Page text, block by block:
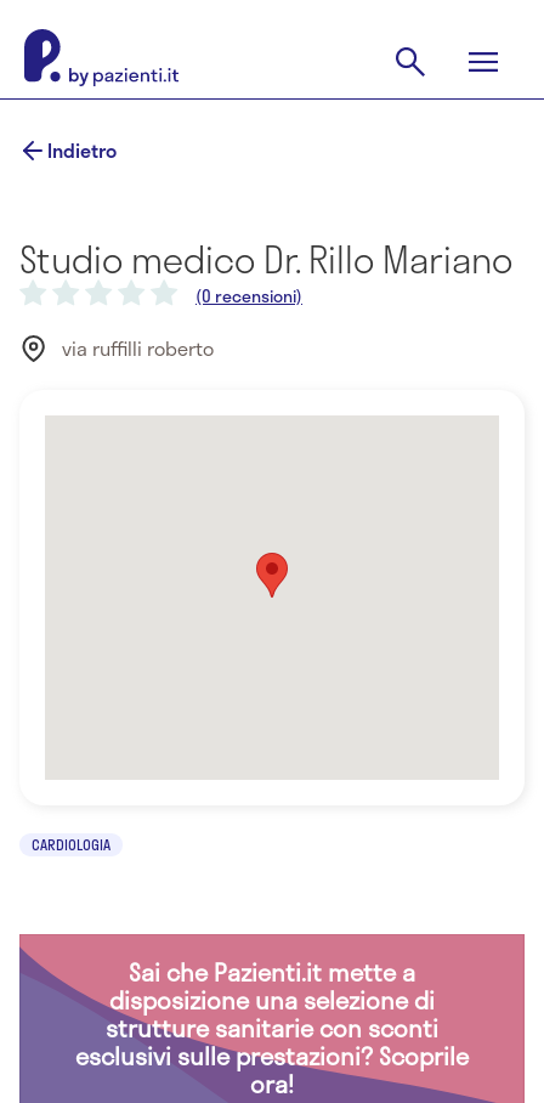
Indietro
Studio medico Dr. Rillo Mariano
(0 recensioni)
via ruffilli roberto
CARDIOLOGIA
Sai che Pazienti.it mette a
disposizione una selezione di
strutture sanitarie con sconti
esclusivi sulle prestazioni? Scoprile
ora!